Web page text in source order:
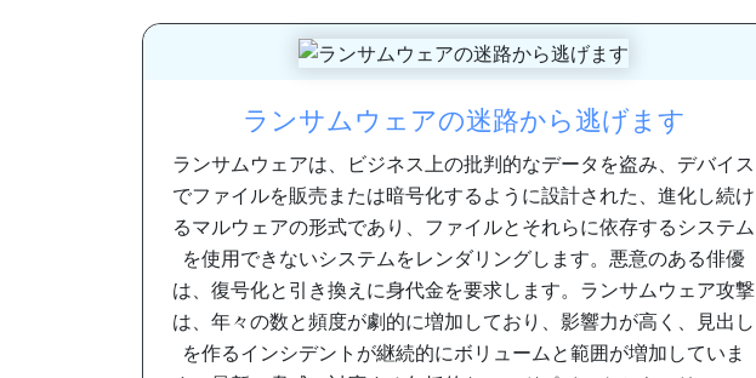
ランサムウェアの迷路から逃げます
ランサムウェアは、ビジネス上の批判的なデータを盗み、デバイス
でファイルを販売または暗号化するように設計された、進化し続け
るマルウェアの形式であり、ファイルとそれらに依存するシステム
を使用できないシステムをレンダリングします。悪意のある俳優
は、復号化と引き換えに身代金を要求します。ランサムウェア攻撃
は、年々の数と頻度が劇的に増加しており、影響力が高く、見出し
を作るインシデントが継続的にボリュームと範囲が増加していま